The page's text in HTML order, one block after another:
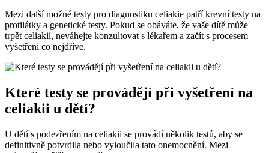
Mezi⁤ další‍ možné testy pro‌ diagnostiku celiakie​ patří‌ krevní testy ⁢na‌
protilátky a genetické testy. Pokud se obáváte,‍ že vaše⁢ dítě může
trpět celiakií, neváhejte konzultovat s⁣ lékařem a začít ⁤s procesem
vyšetření⁤ co nejdříve.
Které testy‌ se provádějí⁤ při​ vyšetření na
celiakii u dětí?
U⁢ dětí⁣ s podezřením na celiakii se provádí⁢ několik ​testů, aby​ se
definitivně potvrdila‌ nebo vyloučila tato onemocnění. Mezi